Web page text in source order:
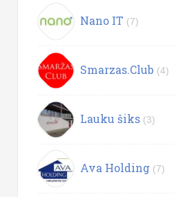
Nano IT (7)
Smarzas.Club (4)
Lauku šiks (3)
Ava Holding (7)